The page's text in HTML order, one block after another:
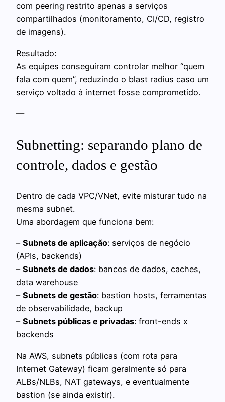
com peering restrito apenas a serviços
compartilhados (monitoramento, CI/CD, registro
de imagens).
Resultado:
As equipes conseguiram controlar melhor “quem
fala com quem”, reduzindo o blast radius caso um
serviço voltado à internet fosse comprometido.
—
Subnetting: separando plano de
controle, dados e gestão
Dentro de cada VPC/VNet, evite misturar tudo na
mesma subnet.
Uma abordagem que funciona bem:
– Subnets de aplicação: serviços de negócio
(APIs, backends)
– Subnets de dados: bancos de dados, caches,
data warehouse
– Subnets de gestão: bastion hosts, ferramentas
de observabilidade, backup
– Subnets públicas e privadas: front-ends x
backends
Na AWS, subnets públicas (com rota para
Internet Gateway) ficam geralmente só para
ALBs/NLBs, NAT gateways, e eventualmente
bastion (se ainda existir).